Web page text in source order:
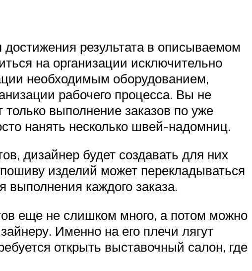
результата в описываемом
на организации исключительно
необходимым оборудованием,
рабочего процесса. Вы не
выполнение заказов по уже
нанять несколько швей-надомниц.
дизайнер будет создавать для них
изделий может перекладываться
выполнения каждого заказа.
еще не слишком много, а потом можно
Именно на его плечи лягут
открыть выставочный салон, где